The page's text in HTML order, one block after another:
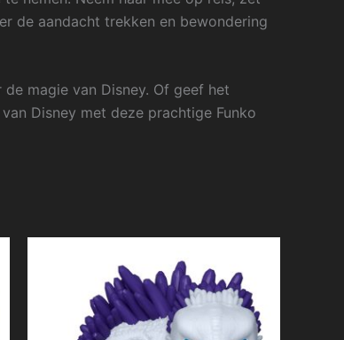
de aandacht trekken en bewondering
magie van Disney. Of geef het
Disney met deze prachtige Funko